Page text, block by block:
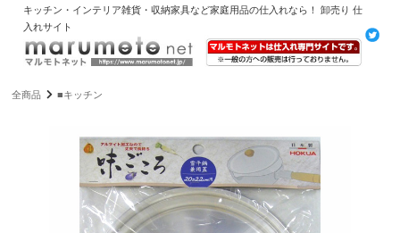
キッチン・インテリア雑貨・収納家具など家庭用品の仕入れなら！ 卸売り 仕
入れサイト
全商品 ■キッチン